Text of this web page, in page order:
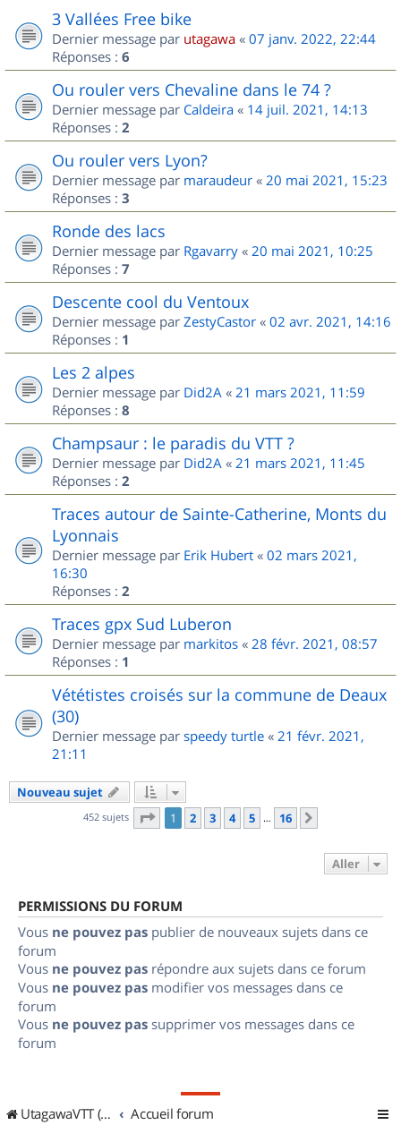
3 Vallées Free bike
Dernier message par utagawa « 07 janv. 2022, 22:44
Réponses : 6
Ou rouler vers Chevaline dans le 74 ?
Dernier message par Caldeira « 14 juil. 2021, 14:13
Réponses : 2
Ou rouler vers Lyon?
Dernier message par maraudeur « 20 mai 2021, 15:23
Réponses : 3
Ronde des lacs
Dernier message par Rgavarry « 20 mai 2021, 10:25
Réponses : 7
Descente cool du Ventoux
Dernier message par ZestyCastor « 02 avr. 2021, 14:16
Réponses : 1
Les 2 alpes
Dernier message par Did2A « 21 mars 2021, 11:59
Réponses : 8
Champsaur : le paradis du VTT ?
Dernier message par Did2A « 21 mars 2021, 11:45
Réponses : 2
Traces autour de Sainte-Catherine, Monts du
Lyonnais
Dernier message par Erik Hubert « 02 mars 2021,
16:30
Réponses : 2
Traces gpx Sud Luberon
Dernier message par markitos « 28 févr. 2021, 08:57
Réponses : 1
Vététistes croisés sur la commune de Deaux
(30)
Dernier message par speedy turtle « 21 févr. 2021,
21:11
Nouveau sujet
452 sujets Page 1sur
1 2 3 4 5 … 16
Aller
PERMISSIONS DU FORUM
Vous ne pouvez pas publier de nouveaux sujets dans ce
forum
Vous ne pouvez pas répondre aux sujets dans ce forum
Vous ne pouvez pas modifier vos messages dans ce
forum
Vous ne pouvez pas supprimer vos messages dans ce
forum
UtagawaVTT (Randos VTT et VTTAE avec traces GPS) Accueil forum